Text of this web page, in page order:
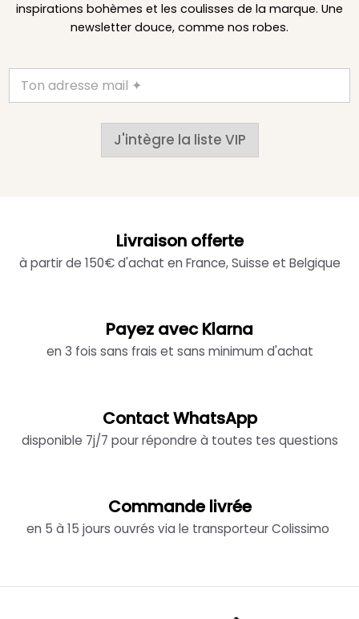
inspirations bohèmes et les coulisses de la marque. Une
newsletter douce, comme nos robes.
J'intègre la liste VIP
Livraison offerte
à partir de 150€ d'achat en France, Suisse et Belgique
Payez avec Klarna
en 3 fois sans frais et sans minimum d'achat
Contact WhatsApp
disponible 7j/7 pour répondre à toutes tes questions
Commande livrée
en 5 à 15 jours ouvrés via le transporteur Colissimo